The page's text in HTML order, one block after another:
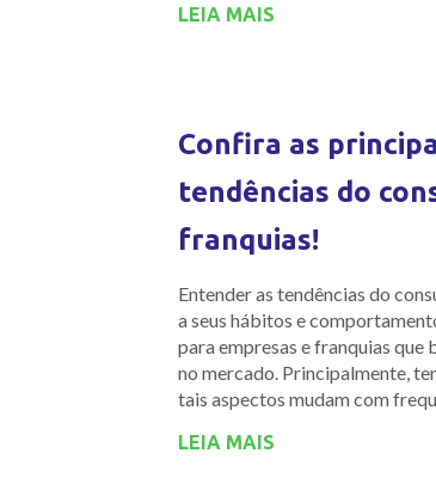
LEIA MAIS
Confira as
tendências do
franquias!
Entender as tendências do
a seus hábitos e
para empresas e franquias que
no mercado. Principalmente,
tais aspectos mudam com
LEIA MAIS